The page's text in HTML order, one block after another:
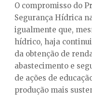
O compromisso do
Segurança Hídrica
igualmente que,
hídrico, haja
da obtenção de
abastecimento e
de ações de
produção mais